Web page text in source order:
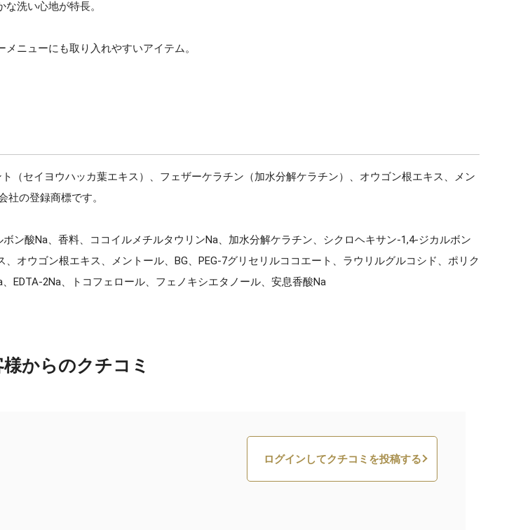
洗い心地が特長。
ニューにも取り入れやすいアイテム。
（セイヨウハッカ葉エキス）、フェザーケラチン（加水分解ケラチン）、オウゴン根エキス、メン
社の登録商標です。
ン酸Na、香料、ココイルメチルタウリンNa、加水分解ケラチン、シクロヘキサン-1,4-ジカルボン
オウゴン根エキス、メントール、BG、PEG-7グリセリルココエート、ラウリルグルコシド、ポリク
EDTA-2Na、トコフェロール、フェノキシエタノール、安息香酸Na
様からのクチコミ
ログインしてクチコミを投稿する